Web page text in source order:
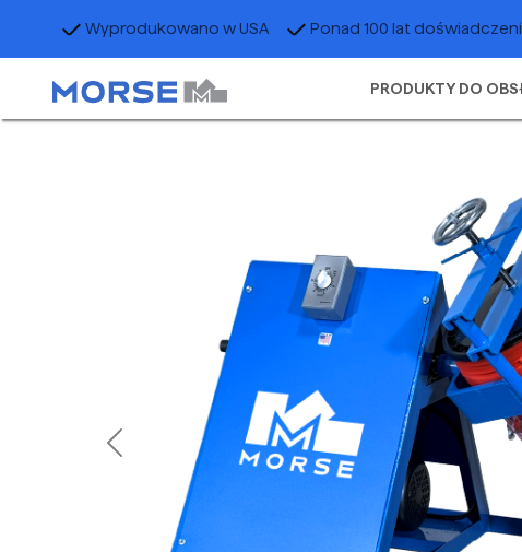
Wyprodukowano w USA Ponad 100 lat
PRODUKTY DO
Previous